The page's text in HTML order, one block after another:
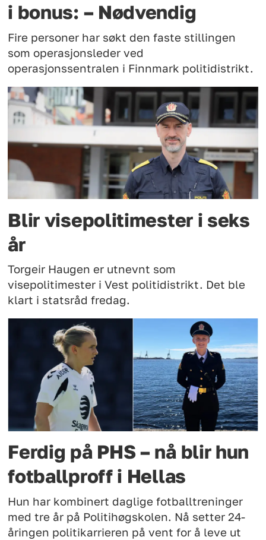
i bonus: – Nødvendig
Fire personer har søkt den faste stillingen
som operasjonsleder ved
operasjonssentralen i Finnmark politidistrikt.
Blir visepolitimester i seks
år
Torgeir Haugen er utnevnt som
visepolitimester i Vest politidistrikt. Det ble
klart i statsråd fredag.
Ferdig på PHS – nå blir hun
fotballproff i Hellas
Hun har kombinert daglige fotballtreninger
med tre år på Politihøgskolen. Nå setter 24-
åringen politikarrieren på vent for å leve ut